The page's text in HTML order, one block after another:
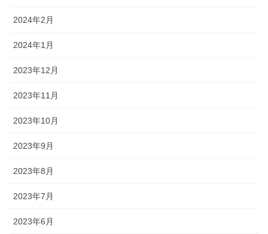
2024年2月
2024年1月
2023年12月
2023年11月
2023年10月
2023年9月
2023年8月
2023年7月
2023年6月